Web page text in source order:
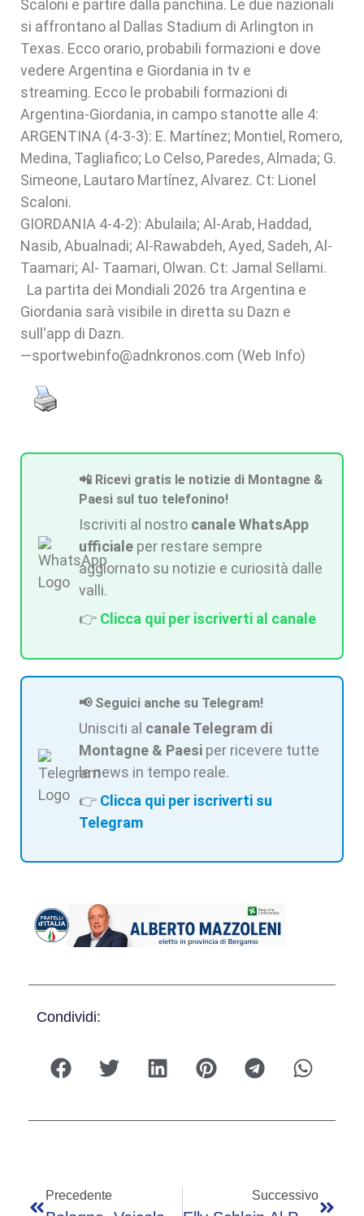
Scaloni e partire dalla panchina. Le due nazionali
si affrontano al Dallas Stadium di Arlington in
Texas. Ecco orario, probabili formazioni e dove
vedere Argentina e Giordania in tv e
streaming. Ecco le probabili formazioni di
Argentina-Giordania, in campo stanotte alle 4:
ARGENTINA (4-3-3): E. Martínez; Montiel, Romero,
Medina, Tagliafico; Lo Celso, Paredes, Almada; G.
Simeone, Lautaro Martínez, Alvarez. Ct: Lionel
Scaloni.
GIORDANIA 4-4-2): Abulaila; Al-Arab, Haddad,
Nasib, Abualnadi; Al-Rawabdeh, Ayed, Sadeh, Al-
Taamari; Al- Taamari, Olwan. Ct: Jamal Sellami.
La partita dei Mondiali 2026 tra Argentina e
Giordania sarà visibile in diretta su Dazn e
sull'app di Dazn.
—sportwebinfo@adnkronos.com (Web Info)
📲 Ricevi gratis le notizie di Montagne &
Paesi sul tuo telefonino!
Iscriviti al nostro canale WhatsApp
ufficiale per restare sempre
aggiornato su notizie e curiosità dalle
valli.
👉 Clicca qui per iscriverti al canale
📢 Seguici anche su Telegram!
Unisciti al canale Telegram di
Montagne & Paesi per ricevere tutte
le news in tempo reale.
👉 Clicca qui per iscriverti su
Telegram
Condividi:
Precedente Successivo